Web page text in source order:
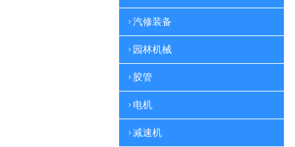
汽修装备
园林机械
胶管
电机
减速机